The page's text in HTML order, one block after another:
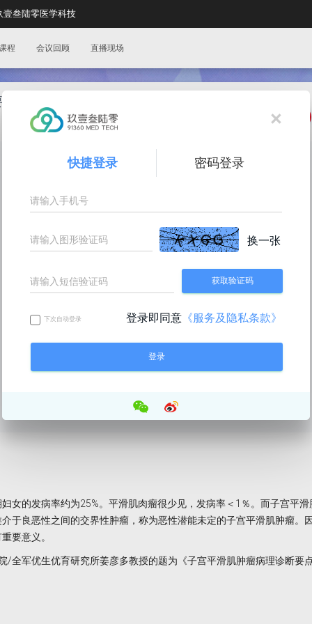
壹叁陆零医学科技
×
快捷登录 密码登录
换一张
获取验证码
下次自动登录 登录即同意 《服务及隐私条款》
程 会议回顾 直播现场
的发病率约为25%。平滑肌肉瘤很少见，发病率＜1％。而子宫平滑
于良恶性之间的交界性肿瘤，称为恶性潜能未定的子宫平滑肌肿瘤。
要意义。
军优生优育研究所姜彦多教授的题为《子宫平滑肌肿瘤病理诊断要